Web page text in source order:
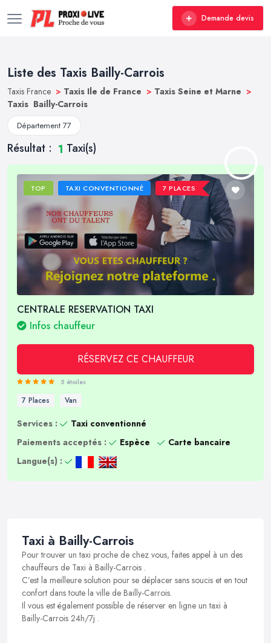
Demande devis
Liste des Taxis Bailly-Carrois
Taxis France > Taxis Ile de France > Taxis Seine et Marne >
Taxis Bailly-Carrois
Département 77
Résultat : 1 Taxi(s)
TOP TAXI CONVENTIONNÉ 7 PLACES
CENTRALE RESERVATION TAXI
Infos chauffeur
RÉSERVEZ CE CHAUFFEUR
5 étoiles
7 Places Van
Services :
Taxi conventionné
Paiements acceptés :
Espèce
Carte bancaire
Langue(s) :
Taxi à Bailly-Carrois
Pour trouver un taxi proche de chez vous, faites appel à un des
chauffeurs de Taxi à Bailly-Carrois .
C’est la meilleure solution pour se déplacer sans soucis et en tout
confort dans toute la ville de Bailly-Carrois.
Il vous est également possible de réserver en ligne un taxi à
Bailly-Carrois 24h/7j .